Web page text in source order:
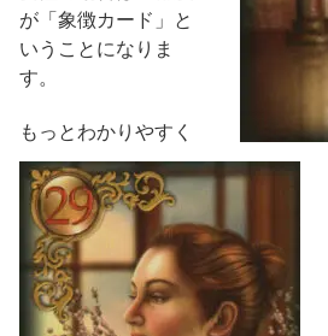
が「象徴カード」と
いうことになりま
す。
もっとわかりやすく